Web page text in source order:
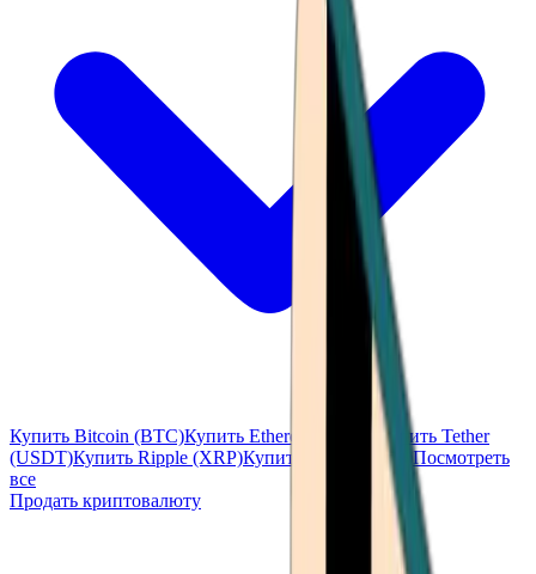
Купить Bitcoin (BTC)Купить Ethereum (ETH)
Купить Tether
(USDT)Купить Ripple (XRP)Купить Solana (SOL) Посмотреть
все
Продать криптовалюту